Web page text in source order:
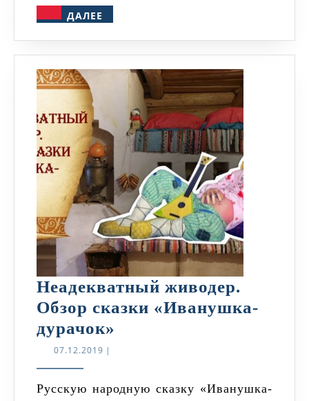
ДАЛЕЕ
Неадекватный живодер.
Обзор сказки «Иванушка-
дурачок»
сказки
07.12.2019 07.12.2019
|
Русскую народную сказку «Иванушка-